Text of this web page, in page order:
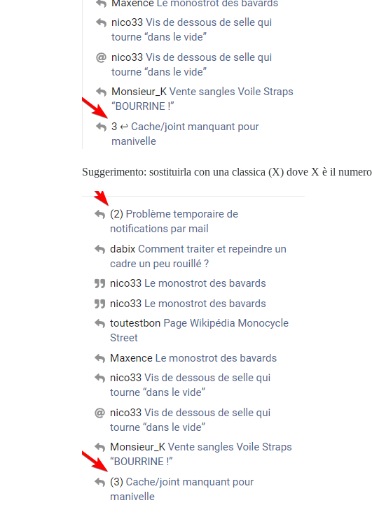
Suggerimento: sostituirla con una classica (X) dove X è il